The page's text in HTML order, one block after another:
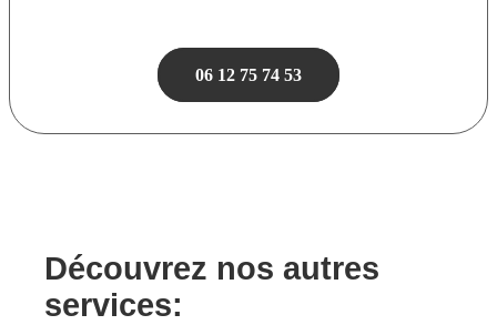
06 12 75 74 53
Découvrez nos autres
services: